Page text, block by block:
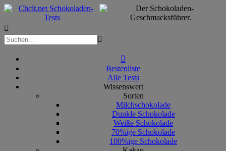



Bestenliste
Alle Tests
Wissenswert
Sorten
Milchschokolade
Dunkle Schokolade
Weiße Schokolade
70%ige Schokolade
100%ige Schokolade